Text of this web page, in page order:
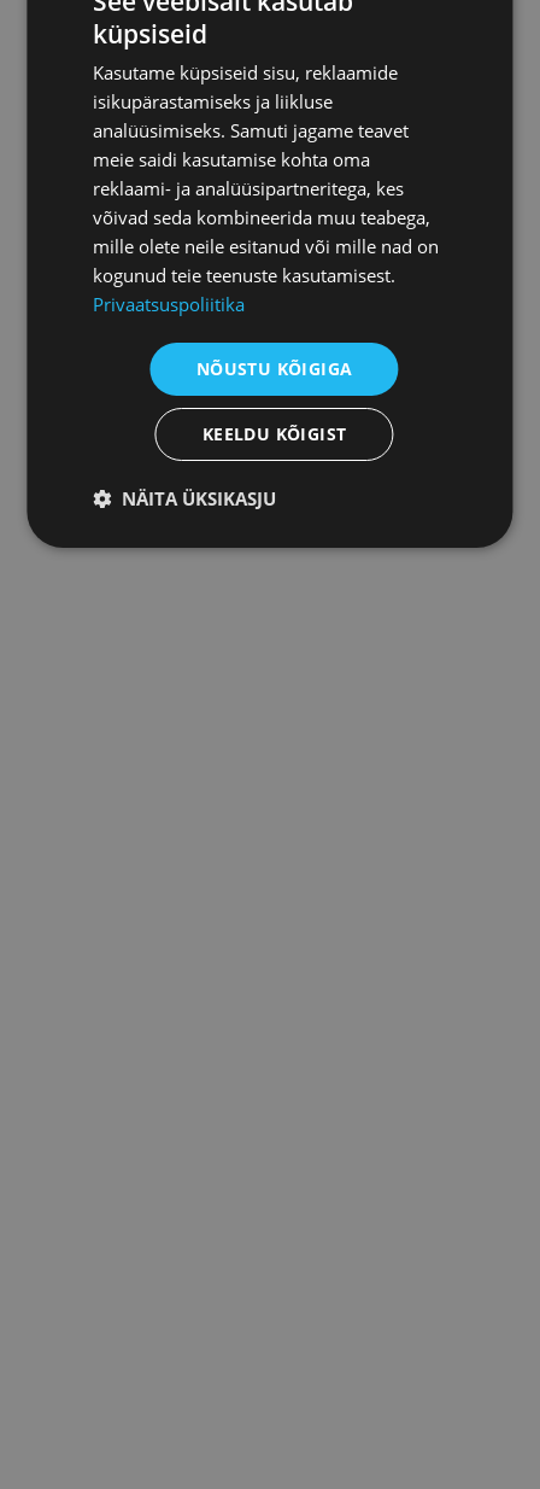
küpsiseid
Kasutame küpsiseid sisu, reklaamide
isikupärastamiseks ja liikluse
analüüsimiseks. Samuti jagame teavet
meie saidi kasutamise kohta oma
reklaami- ja analüüsipartneritega, kes
võivad seda kombineerida muu teabega,
mille olete neile esitanud või mille nad on
kogunud teie teenuste kasutamisest.
Privaatsuspoliitika
NÕUSTU KÕIGIGA
KEELDU KÕIGIST
NÄITA ÜKSIKASJU